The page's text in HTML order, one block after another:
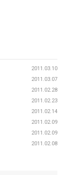
2011.03.10
2011.03.07
2011.02.28
2011.02.23
2011.02.14
2011.02.09
2011.02.09
2011.02.08